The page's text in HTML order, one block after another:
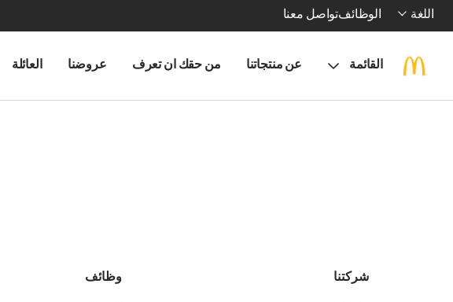
اللغة الوظائفتواصل معنا
القائمة عن منتجاتنا من حقك ان تعرف عروضنا العائلة
شركتنا وظائف